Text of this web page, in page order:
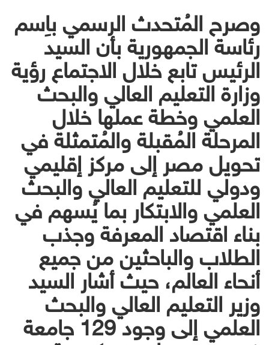
وصرح المُتحدث الرسمي باِسم
رئاسة الجمهورية بأن السيد
الرئيس تابع خلال الاجتماع رؤية
وزارة التعليم العالي والبحث
العلمي وخطة عملها خلال
المرحلة المُقبلة والمُتمثلة في
تحويل مصر إلى مركز إقليمي
ودولي للتعليم العالي والبحث
العلمي والابتكار بما يُسهم في
بناء اقتصاد المعرفة وجذب
الطلاب والباحثين من جميع
أنحاء العالم، حيث أشار السيد
وزير التعليم العالي والبحث
العلمي إلى وجود 129 جامعة